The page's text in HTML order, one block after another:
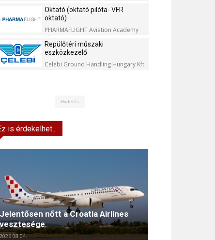
Oktató (oktató pilóta- VFR
oktató)
PHARMAFLIGHT Aviation Academy
Kft.
Repülőtéri műszaki
eszközkezelő
Celebi Ground Handling Hungary Kft.
Hirdetés
is érdekelhet...
Jelentősen nőtt a Croatia Airlines
vesztesége
2026.08.04.